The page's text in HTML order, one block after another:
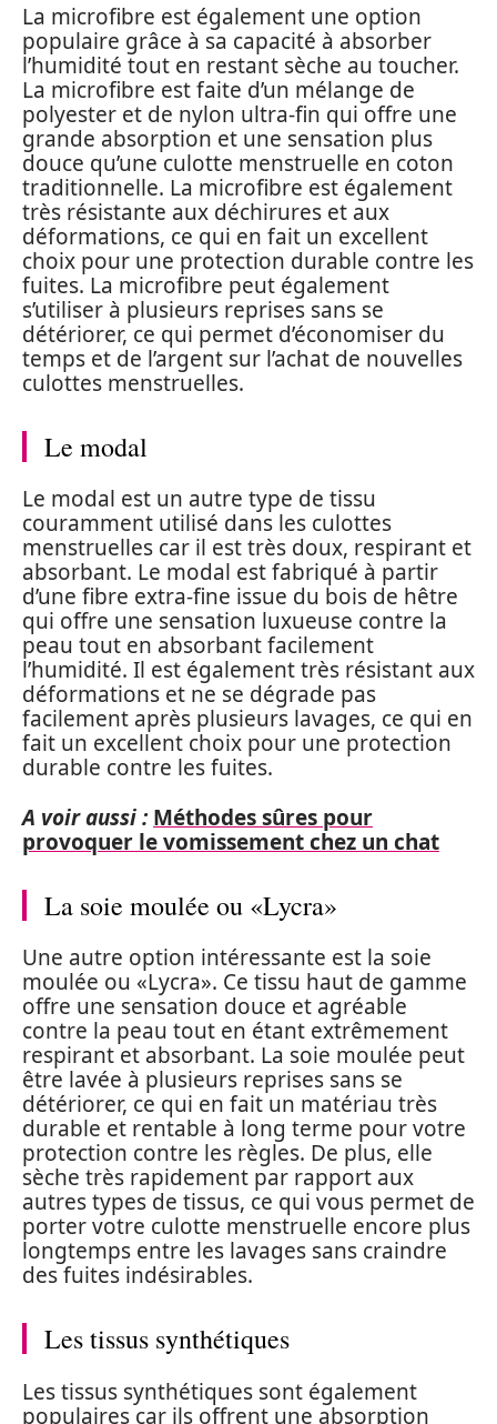
La microfibre est également une option
populaire grâce à sa capacité à absorber
l’humidité tout en restant sèche au toucher.
La microfibre est faite d’un mélange de
polyester et de nylon ultra-fin qui offre une
grande absorption et une sensation plus
douce qu’une culotte menstruelle en coton
traditionnelle. La microfibre est également
très résistante aux déchirures et aux
déformations, ce qui en fait un excellent
choix pour une protection durable contre les
fuites. La microfibre peut également
s’utiliser à plusieurs reprises sans se
détériorer, ce qui permet d’économiser du
temps et de l’argent sur l’achat de nouvelles
culottes menstruelles.
Le modal
Le modal est un autre type de tissu
couramment utilisé dans les culottes
menstruelles car il est très doux, respirant et
absorbant. Le modal est fabriqué à partir
d’une fibre extra-fine issue du bois de hêtre
qui offre une sensation luxueuse contre la
peau tout en absorbant facilement
l’humidité. Il est également très résistant aux
déformations et ne se dégrade pas
facilement après plusieurs lavages, ce qui en
fait un excellent choix pour une protection
durable contre les fuites.
A voir aussi : Méthodes sûres pour
provoquer le vomissement chez un chat
La soie moulée ou «Lycra»
Une autre option intéressante est la soie
moulée ou «Lycra». Ce tissu haut de gamme
offre une sensation douce et agréable
contre la peau tout en étant extrêmement
respirant et absorbant. La soie moulée peut
être lavée à plusieurs reprises sans se
détériorer, ce qui en fait un matériau très
durable et rentable à long terme pour votre
protection contre les règles. De plus, elle
sèche très rapidement par rapport aux
autres types de tissus, ce qui vous permet de
porter votre culotte menstruelle encore plus
longtemps entre les lavages sans craindre
des fuites indésirables.
Les tissus synthétiques
Les tissus synthétiques sont également
populaires car ils offrent une absorption